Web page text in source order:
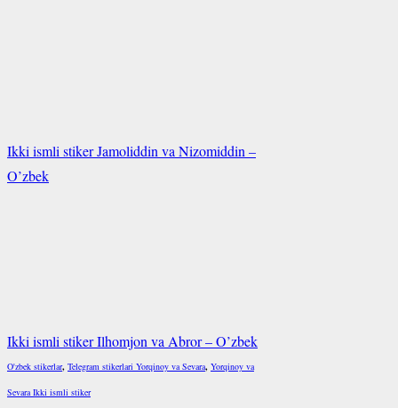
Ikki ismli stiker Jamoliddin va Nizomiddin –
O’zbek
Ikki ismli stiker Ilhomjon va Abror – O’zbek
O'zbek stikerlar, Telegram stikerlari Yorqinoy va Sevara, Yorqinoy va
Sevara Ikki ismli stiker